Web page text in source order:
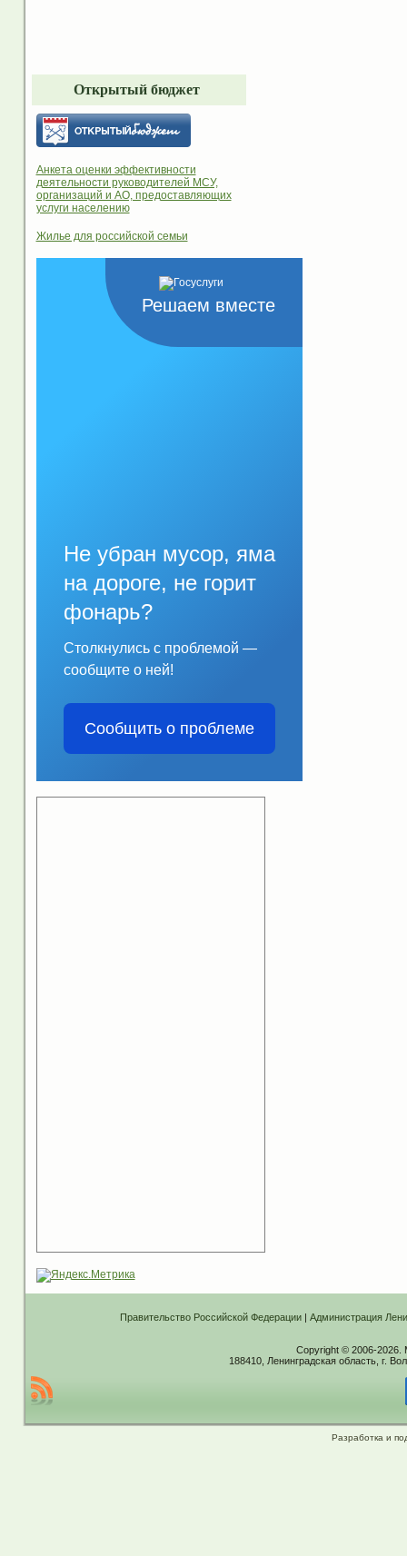
Открытый бюджет
Анкета оценки эффективности
деятельности руководителей МСУ,
организаций и АО, предоставляющих
услуги населению
Жилье для российской семьи
Решаем вместе
Не убран мусор, яма
на дороге, не горит
фонарь?
Столкнулись с проблемой —
сообщите о ней!
Сообщить о проблеме
Правительство Российской Федерации| Администрация
Copyright © 2006-2026.
188410, Ленинградская область, г.
Разработка и